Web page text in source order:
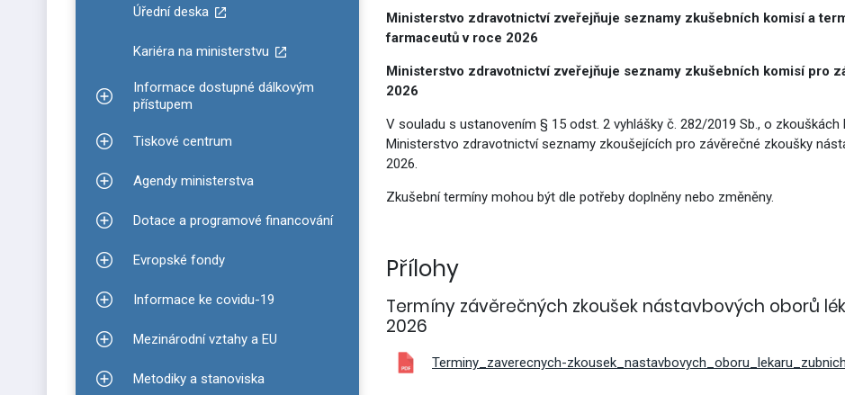
Úřední deska
Kariéra na ministerstvu
Zobrazit podmenu pro Informace dostupné dálkovým přístupem
Informace dostupné dálkovým
přístupem
Zobrazit podmenu pro Tiskové centrum
Tiskové centrum
Zobrazit podmenu pro Agendy ministerstva
Agendy ministerstva
Zobrazit podmenu pro Dotace a programové financování
Dotace a programové financování
Zobrazit podmenu pro Evropské fondy
Evropské fondy
Zobrazit podmenu pro Informace ke covidu-19
Informace ke covidu-19
Zobrazit podmenu pro Mezinárodní vztahy a EU
Mezinárodní vztahy a EU
Zobrazit podmenu pro Metodiky a stanoviska
Metodiky a stanoviska
Ministerstvo zdravotnictví zveřejňuje seznamy zkušebních komisí a
farmaceutů v roce 2026
Ministerstvo zdravotnictví zveřejňuje seznamy zkušebních komisí pro
2026
V souladu s ustanovením § 15 odst. 2 vyhlášky č. 282/2019 Sb., o
Ministerstvo zdravotnictví seznamy zkoušejících pro závěrečné zkoušky
2026.
Zkušební termíny mohou být dle potřeby doplněny nebo změněny.
Přílohy
Termíny závěrečných zkoušek nástavbových oborů
2026
Terminy_zaverecnych-